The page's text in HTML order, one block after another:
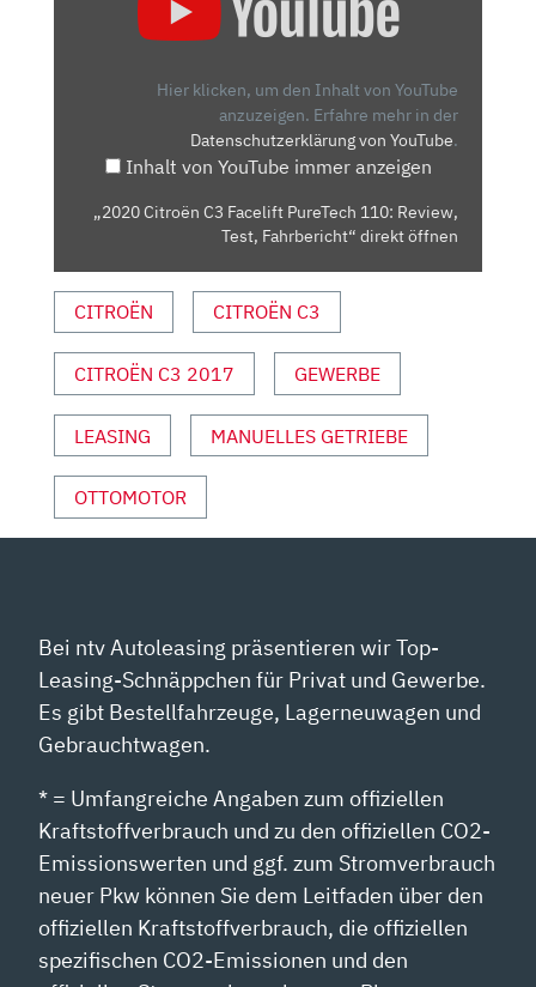
FAHRBERICHT“
ANZEIGEN
Hier klicken, um den Inhalt von YouTube
anzuzeigen. Erfahre mehr in der
Datenschutzerklärung von YouTube.
Inhalt von YouTube immer anzeigen
„2020 Citroën C3 Facelift PureTech 110: Review,
Test, Fahrbericht“ direkt öffnen
CITROËN CITROËN C3
CITROËN C3 2017 GEWERBE
LEASING MANUELLES GETRIEBE
OTTOMOTOR
Bei ntv Autoleasing präsentieren wir Top-
Leasing-Schnäppchen für Privat und Gewerbe.
Es gibt Bestellfahrzeuge, Lagerneuwagen und
Gebrauchtwagen.
* = Umfangreiche Angaben zum offiziellen
Kraftstoffverbrauch und zu den offiziellen CO2-
Emissionswerten und ggf. zum Stromverbrauch
neuer Pkw können Sie dem Leitfaden über den
offiziellen Kraftstoffverbrauch, die offiziellen
spezifischen CO2-Emissionen und den